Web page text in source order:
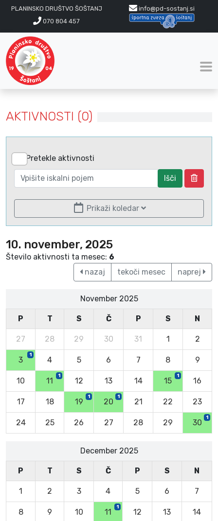
PLANINSKO DRUŠTVO ŠOŠTANJ
info@pd-sostanj.si
070 804 457
AKTIVNOSTI (0)
Pretekle aktivnosti
Išči
Prikaži koledar
10. november, 2025
Število aktivnosti ta mesec: 6
nazaj
tekoči mesec naprej
November 2025
P T S Č P S N
27 28 29 30 31 1 2
3
1
4 5 6 7 8 9
10 11
1
12 13 14 15
1
16
17 18 19
1
20
1
21 22 23
24 25 26 27 28 29 30
1
December 2025
P T S Č P S N
1 2 3 4 5 6 7
8 9 10 11
1
12 13 14